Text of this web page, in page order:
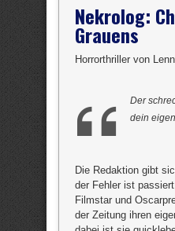
Nekrolog:
Grauens
Horrorthriller von
Der
dein
Die Redaktion gibt
der Fehler ist
Filmstar und
der Zeitung ihren